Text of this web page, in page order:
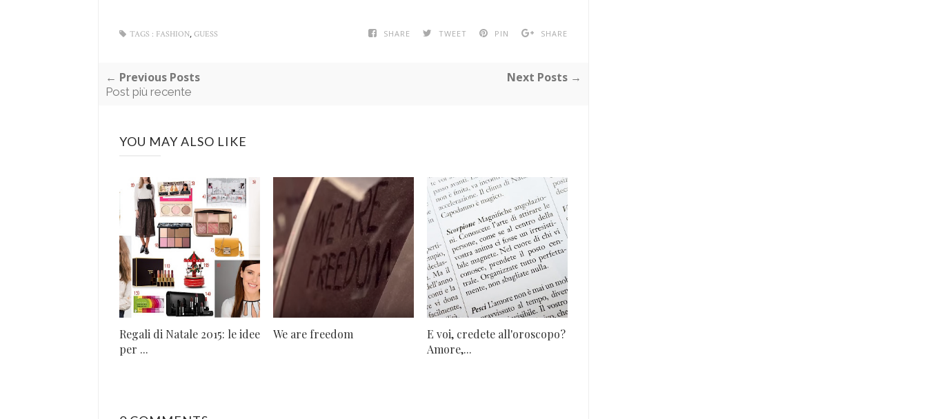
SHARE TWEET PIN SHARE
TAGS : FASHION, GUESS
← Previous Posts
Post più recente
Next Posts →
YOU MAY ALSO LIKE
Regali di Natale 2015: le idee
per ...
We are freedom
E voi, credete all'oroscopo?
Amore,...